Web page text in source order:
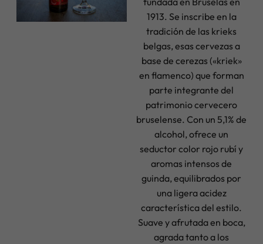
1913. Se inscribe en la
tradición de las krieks
belgas, esas cervezas a
base de cerezas («kriek»
en flamenco) que forman
parte integrante del
patrimonio cervecero
bruselense. Con un 5,1% de
alcohol, ofrece un
seductor color rojo rubí y
aromas intensos de
guinda, equilibrados por
una ligera acidez
característica del estilo.
Suave y afrutada en boca,
agrada tanto a los